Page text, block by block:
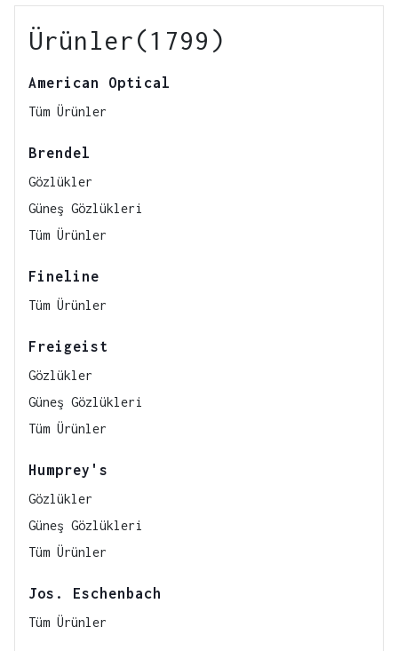
Ürünler(1799)
American Optical
Tüm Ürünler
Brendel
Gözlükler
Güneş Gözlükleri
Tüm Ürünler
Fineline
Tüm Ürünler
Freigeist
Gözlükler
Güneş Gözlükleri
Tüm Ürünler
Humprey's
Gözlükler
Güneş Gözlükleri
Tüm Ürünler
Jos. Eschenbach
Tüm Ürünler